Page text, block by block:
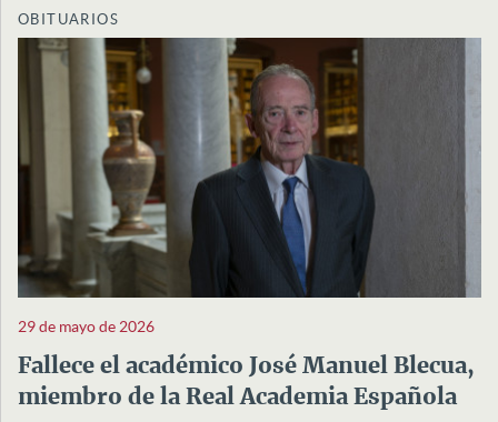
OBITUARIOS
29 de mayo de 2026
Fallece el académico José Manuel Blecua,
miembro de la Real Academia Española